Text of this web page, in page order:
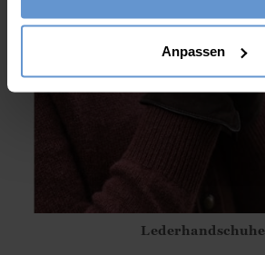
Anpassen
Lederhandschuhe